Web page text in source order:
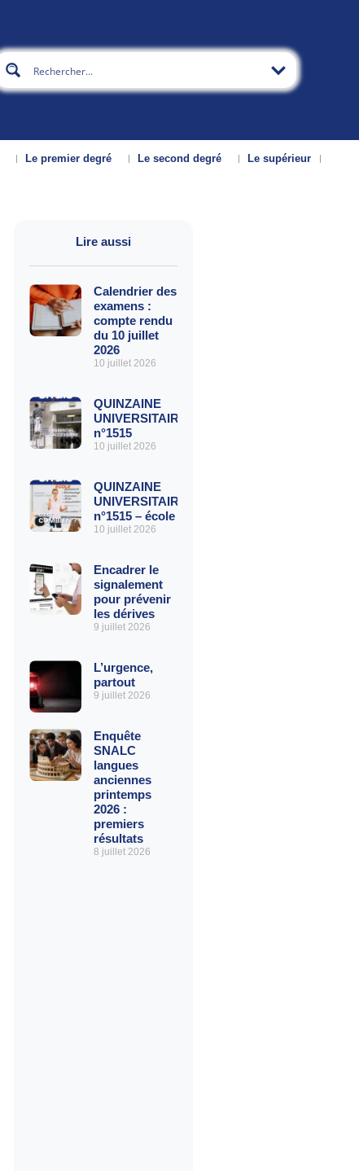
Le premier degré Le second degré
Le supérieur
Lire aussi
Calendrier des
examens :
compte rendu
du 10 juillet
2026
10 juillet 2026
QUINZAINE
UNIVERSITAIRE
n°1515
10 juillet 2026
QUINZAINE
UNIVERSITAIRE
n°1515 – école
10 juillet 2026
Encadrer le
signalement
pour prévenir
les dérives
9 juillet 2026
L’urgence,
partout
9 juillet 2026
Enquête
SNALC
langues
anciennes
printemps
2026 :
premiers
résultats
8 juillet 2026